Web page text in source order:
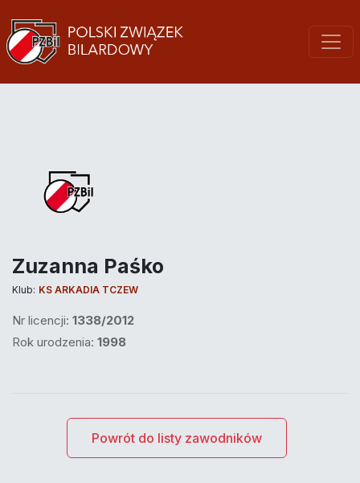
Zuzanna Paśko
Klub: KS ARKADIA TCZEW
Nr licencji: 1338/2012
Rok urodzenia: 1998
Powrót do listy zawodników